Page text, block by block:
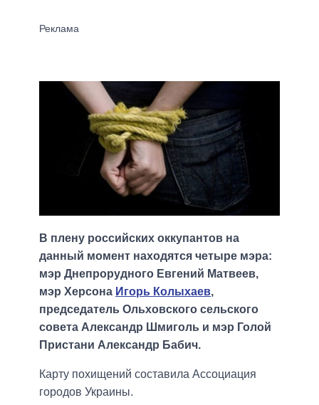
В плену российских оккупантов на
данный момент находятся четыре мэра:
мэр Днепрорудного Евгений Матвеев,
мэр Херсона Игорь Колыхаев,
председатель Ольховского сельского
совета Александр Шмиголь и мэр Голой
Пристани Александр Бабич.
Карту похищений составила Ассоциация
городов Украины.